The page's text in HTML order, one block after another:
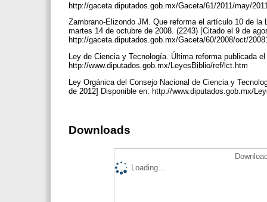
http://gaceta.diputados.gob.mx/Gaceta/61/2011/may/
Zambrano-Elizondo JM. Que reforma el artículo 10 de
martes 14 de octubre de 2008. (2243) [Citado el 9 de
http://gaceta.diputados.gob.mx/Gaceta/60/2008/oct/
Ley de Ciencia y Tecnología. Última reforma publicada
http://www.diputados.gob.mx/LeyesBiblio/ref/lct.htm
Ley Orgánica del Consejo Nacional de Ciencia y
de 2012] Disponible en: http://www.diputados.gob.mx/
Downloads
Loading...